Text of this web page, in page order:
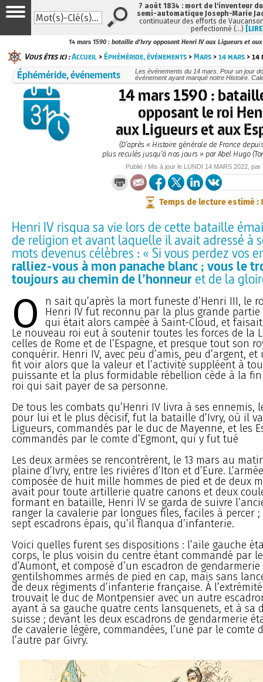
14 mars 1590 : bataille d'Ivry opposant Henri IV aux Ligueurs et aux
Vous êtes ici :Accueil >Éphéméride, événements >Mars >14 mars >
Éphéméride, événements
Les événements du 14 mars. Pour un jour
événement ayant marqué notre Histoire.
14 mars 1590 :
opposant le roi
aux Ligueurs et aux
(D’après « Histoire générale de France
plus reculés jusqu’à nos jours » par Abel Hugo
Publié / Mis à jour le LUNDI 14 MARS 2022, par
Temps de lecture estimé :
Henri IV risqua sa vie lors de cette bataille
de religion et avant laquelle il avait adressé à
mots devenus célèbres : « Si vous perdez vos
ralliez-vous à mon panache blanc ; vous le
toujours au chemin de l’honneuret de la
O
n sait qu’après la mort funeste d’Henri III, le
Henri IV fut reconnu par la plus grande partie
qui était alors campée à Saint-Cloud, et
Le nouveau roi eut à soutenir toutes les forces de la
celles de Rome et de l’Espagne, et presque tout son
conquérir. Henri IV, avec peu d’amis, peu d’argent,
fit voir alors que la valeur et l’activité suppléent à
puissante et la plus formidable rébellion cède à la fin
roi qui sait payer de sa personne.
De tous les combats qu’Henri IV livra à ses ennemis,
pour lui et le plus décisif, fut la bataille d’Ivry, où il
Ligueurs, commandés par le duc de Mayenne, et les
commandés par le comte d’Egmont, qui y fut tué
Les deux armées se rencontrèrent, le 13 mars au
plaine d’Ivry, entre les rivières d’Iton et d’Eure.
composée de huit mille hommes de pied et de deux
avait pour toute artillerie quatre canons et deux
formant en bataille, Henri IV se garda de suivre
ranger la cavalerie par longues files, faciles à percer
sept escadrons épais, qu’il flanqua d’infanterie.
Voici quelles furent ses dispositions : l’aile gauche
corps, le plus voisin du centre étant commandé par
d’Aumont, et composé d’un escadron de gendarmerie
gentilshommes armés de pied en cap, mais sans
de deux régiments d’infanterie française. À
trouvait le duc de Montpensier avec un autre
ayant à sa gauche quatre cents lansquenets, et à sa
suisse ; devant les deux escadrons de gendarmerie
de cavalerie légère, commandées, l’une par le comte
l’autre par Givry.
7 août 1834 : mort de l'inventeur
semi-automatique Joseph-Marie
continuateur des efforts de
perfectionné (…)